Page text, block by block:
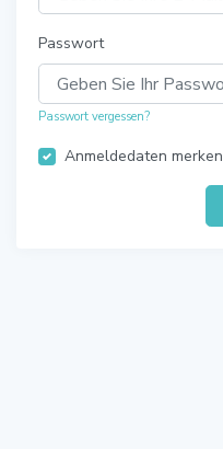
Passwort
Passwort vergessen?
Anmeldedaten merken